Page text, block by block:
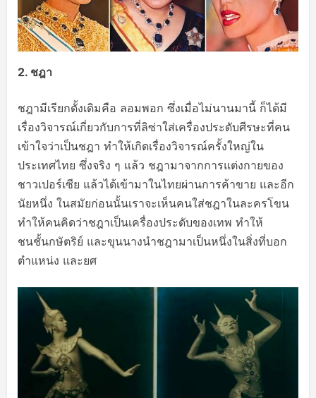
2. ชฎา
ชฎามีเรียกดั้งเดิมคือ ลอมพอก ซึ่งเมื่อไม่นานมานี้ ก็ได้มี
เรื่องวิจารณ์เกี่ยวกับการที่ลิซ่าใส่เครื่องประดับศีรษะที่คน
เข้าใจว่าเป็นชฎา ทำให้เกิดเรื่องวิจารณ์ครั้งใหญ่ใน
ประเทศไทย ซึ่งจริง ๆ แล้ว ชฎามาจากการแต่งกายของ
ชาวเปอร์เซีย แล้วได้เข้ามาในไทยผ่านการค้าขาย และอีก
นัยหนึ่ง ในสมัยก่อนนั้นเราจะเห็นคนใส่ชฎาในละครโขน
ทำให้คนคิดว่าชฎาเป็นเครื่องประดับของเทพ ทำให้
ชนชั้นกษัตริย์ และขุนนางนำชฎามาเป็นหนึ่งในสิ่งที่บอก
ตำแหน่ง และยศ